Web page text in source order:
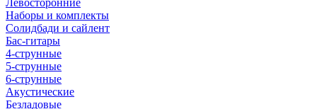
Левосторонние
Наборы и комплекты
Солидбади и сайлент
Бас-гитары
4-струнные
5-струнные
6-струнные
Акустические
Безладовые